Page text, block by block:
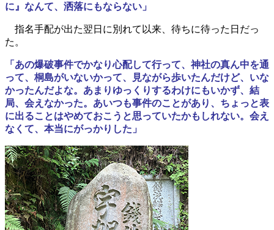
に』なんて、洒落にもならない」
指名手配が出た翌日に別れて以来、待ちに待った日だっ
た。
「あの爆破事件でかなり心配して行って、神社の真ん中を通
って、桐島がいないかって、見ながら歩いたんだけど、いな
かったんだよな。あまりゆっくりするわけにもいかず、結
局、会えなかった。あいつも事件のことがあり、ちょっと表
に出ることはやめておこうと思っていたかもしれない。会え
なくて、本当にがっかりした」